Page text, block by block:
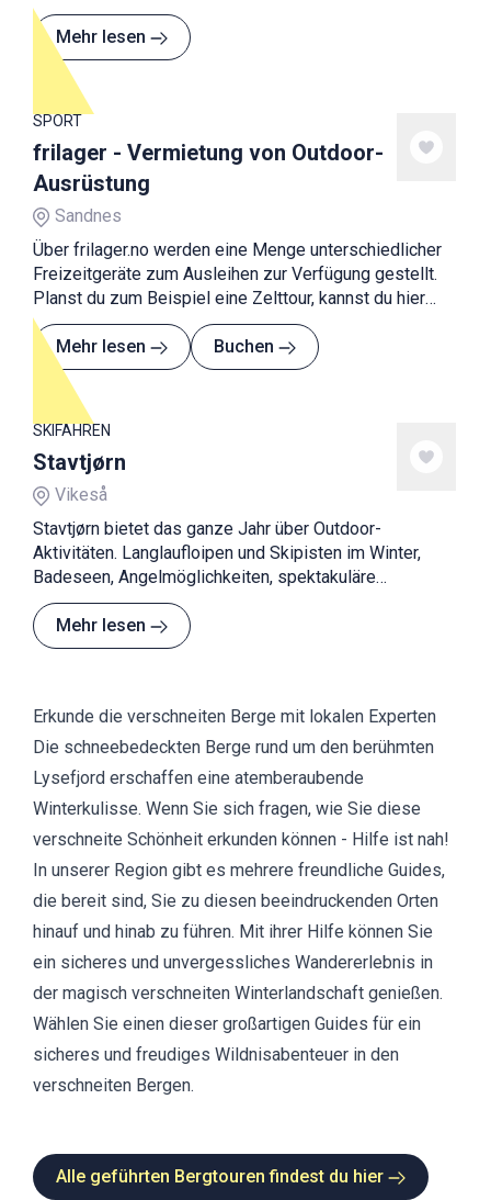
besonders gut für Familien mit Kindern geeignet.
Mehr lesen
SPORT
frilager - Vermietung von Outdoor-
Ausrüstung
Sandnes
Über frilager.no werden eine Menge unterschiedlicher
Freizeitgeräte zum Ausleihen zur Verfügung gestellt.
Planst du zum Beispiel eine Zelttour, kannst du hier
Ausrüstung zum Kochen, Schlafen, Zelte und Transport
leihen.
Mehr lesen Buchen
SKIFAHREN
Stavtjørn
Vikeså
Stavtjørn bietet das ganze Jahr über Outdoor-
Aktivitäten. Langlaufloipen und Skipisten im Winter,
Badeseen, Angelmöglichkeiten, spektakuläre
Gipfelwanderungen sowie kurze und längere
Wanderungen zu Berghütten im Sommer.
Mehr lesen
Erkunde die verschneiten Berge mit lokalen Experten
Die schneebedeckten Berge rund um den berühmten
Lysefjord erschaffen eine atemberaubende
Winterkulisse. Wenn Sie sich fragen, wie Sie diese
verschneite Schönheit erkunden können - Hilfe ist nah!
In unserer Region gibt es mehrere freundliche Guides,
die bereit sind, Sie zu diesen beeindruckenden Orten
hinauf und hinab zu führen. Mit ihrer Hilfe können Sie
ein sicheres und unvergessliches Wandererlebnis in
der magisch verschneiten Winterlandschaft genießen.
Wählen Sie einen dieser großartigen Guides für ein
sicheres und freudiges Wildnisabenteuer in den
verschneiten Bergen.
Alle geführten Bergtouren findest du hier